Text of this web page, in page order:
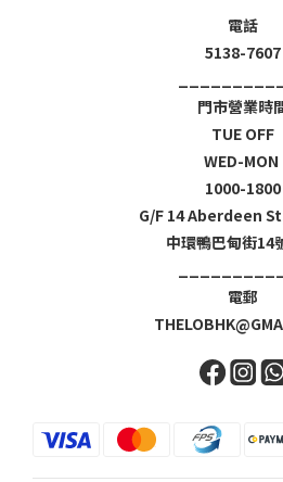
電話
5138-7607
門市營業時
TUE OFF
WED-MON
1000-1800
G/F 14 Aberdeen
中環鴨巴甸街14
電郵